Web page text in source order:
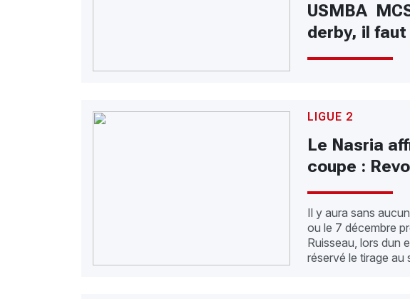
USMBA 
derby, il faut
LIGUE 2
Le Nasria
coupe :
Il y aura sans
ou le 7 décembre
Ruisseau, lors
réservé le tirage au